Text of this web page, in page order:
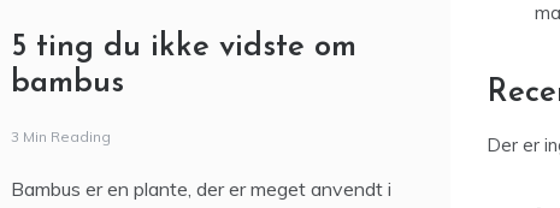
5 ting du ikke vidste om
bambus
3 Min Reading
Bambus er en plante, der er meget anvendt i
Der er